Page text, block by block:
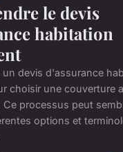
le devis
habitation
un devis d'assurance
choisir une couverture
processus peut
options et